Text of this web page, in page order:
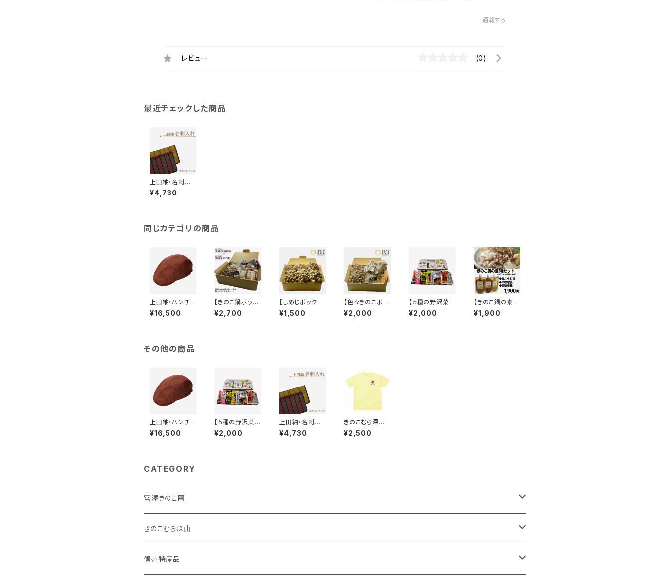
通報する
レビュー (0)
最近チェックした商品
上田紬・名刺入
れ★上田紬「藤
本塩田店」
¥4,730
同じカテゴリの商品
上田紬・ハンチン
グ帽★上田紬
「藤本塩田店」
¥16,500
【きのこ鍋ボック
ス】宮澤きのこ園
のきのこ5種とオ
¥2,700
【しめじボック
ス】 宮澤きのこ
園の完熟ぶなし
¥1,500
【色々きのこボッ
クス】 宮澤きの
こ園のきのこ5種
¥2,000
【５種の野沢菜セ
ット】おかずな、
つまみな、のざわ
¥2,000
【きのこ鍋の素3
種セット】美味し
く食べて免疫力
¥1,900
その他の商品
上田紬・ハンチン
グ帽★上田紬
「藤本塩田店」
¥16,500
【５種の野沢菜セ
ット】おかずな、
つまみな、のざわ
¥2,000
上田紬・名刺入
れ★上田紬「藤
本塩田店」
¥4,730
きのこむら深山
スタッフTシャツ
／ライトイエロ
¥2,500
CATEGORY
宮澤きのこ園
こだわりきのこ
きのこの画像
きのこむら深山
Ｔシャツ
信州特産品